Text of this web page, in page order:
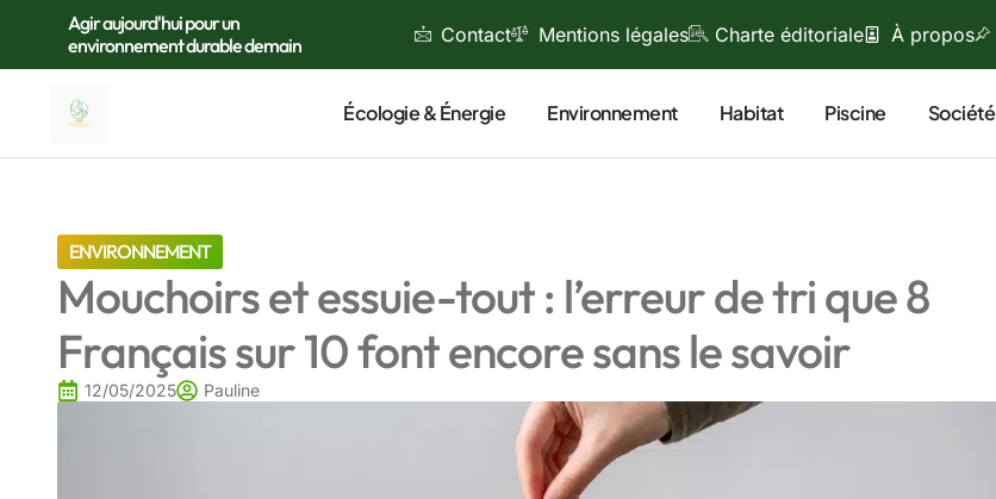
Agir aujourd'hui pour un
environnement durable demain
Contact Mentions légales Charte éditoriale À propos
Écologie & Énergie Environnement Habitat Piscine Société
ENVIRONNEMENT
Mouchoirs et essuie-tout : l’erreur de tri que 8
Français sur 10 font encore sans le savoir
12/05/2025 Pauline